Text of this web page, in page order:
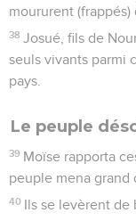
moururent (frappés)
38 Josué, fils de
seuls vivants parmi
pays.
Le peuple
39 Moïse rapporta
peuple mena grand
40 Ils se levèrent de